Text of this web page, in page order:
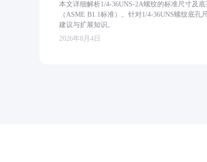
本文详细解析1/4-36UNS-2A螺纹的标准尺寸及
（ASME B1.1标准）。针对1/4-36UNS螺纹底
建议与扩展知识。
2026年8月4日